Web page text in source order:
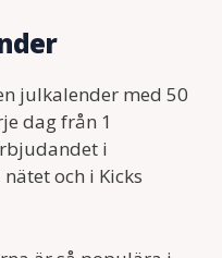
julkalender med 50
dag från 1
i
och i Kicks